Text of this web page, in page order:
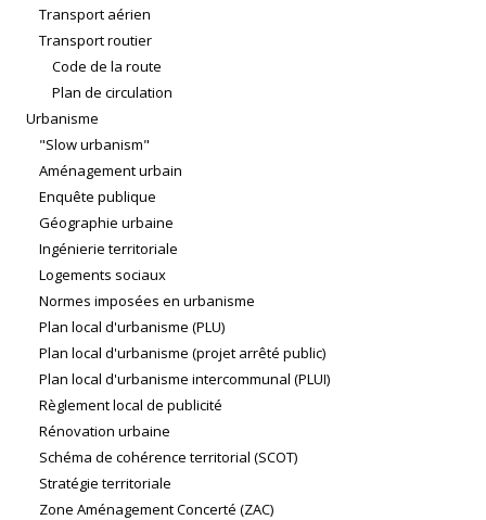
Transport aérien
Transport routier
Code de la route
Plan de circulation
Urbanisme
"Slow urbanism"
Aménagement urbain
Enquête publique
Géographie urbaine
Ingénierie territoriale
Logements sociaux
Normes imposées en urbanisme
Plan local d'urbanisme (PLU)
Plan local d'urbanisme (projet arrêté public)
Plan local d'urbanisme intercommunal (PLUI)
Règlement local de publicité
Rénovation urbaine
Schéma de cohérence territorial (SCOT)
Stratégie territoriale
Zone Aménagement Concerté (ZAC)